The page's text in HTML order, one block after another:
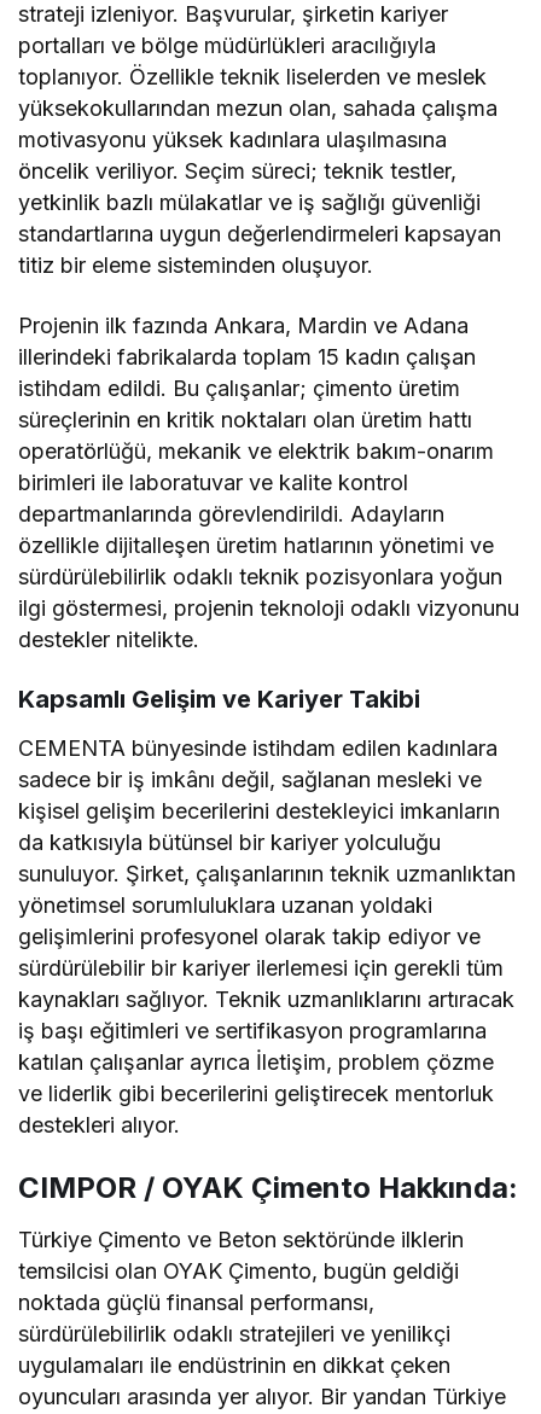
strateji izleniyor. Başvurular, şirketin kariyer
portalları ve bölge müdürlükleri aracılığıyla
toplanıyor. Özellikle teknik liselerden ve meslek
yüksekokullarından mezun olan, sahada çalışma
motivasyonu yüksek kadınlara ulaşılmasına
öncelik veriliyor. Seçim süreci; teknik testler,
yetkinlik bazlı mülakatlar ve iş sağlığı güvenliği
standartlarına uygun değerlendirmeleri kapsayan
titiz bir eleme sisteminden oluşuyor.
Projenin ilk fazında Ankara, Mardin ve Adana
illerindeki fabrikalarda toplam 15 kadın çalışan
istihdam edildi. Bu çalışanlar; çimento üretim
süreçlerinin en kritik noktaları olan üretim hattı
operatörlüğü, mekanik ve elektrik bakım-onarım
birimleri ile laboratuvar ve kalite kontrol
departmanlarında görevlendirildi. Adayların
özellikle dijitalleşen üretim hatlarının yönetimi ve
sürdürülebilirlik odaklı teknik pozisyonlara yoğun
ilgi göstermesi, projenin teknoloji odaklı vizyonunu
destekler nitelikte.
Kapsamlı Gelişim ve Kariyer Takibi
CEMENTA bünyesinde istihdam edilen kadınlara
sadece bir iş imkânı değil, sağlanan mesleki ve
kişisel gelişim becerilerini destekleyici imkanların
da katkısıyla bütünsel bir kariyer yolculuğu
sunuluyor. Şirket, çalışanlarının teknik uzmanlıktan
yönetimsel sorumluluklara uzanan yoldaki
gelişimlerini profesyonel olarak takip ediyor ve
sürdürülebilir bir kariyer ilerlemesi için gerekli tüm
kaynakları sağlıyor. Teknik uzmanlıklarını artıracak
iş başı eğitimleri ve sertifikasyon programlarına
katılan çalışanlar ayrıca İletişim, problem çözme
ve liderlik gibi becerilerini geliştirecek mentorluk
destekleri alıyor.
CIMPOR / OYAK Çimento Hakkında:
Türkiye Çimento ve Beton sektöründe ilklerin
temsilcisi olan OYAK Çimento, bugün geldiği
noktada güçlü finansal performansı,
sürdürülebilirlik odaklı stratejileri ve yenilikçi
uygulamaları ile endüstrinin en dikkat çeken
oyuncuları arasında yer alıyor. Bir yandan Türkiye